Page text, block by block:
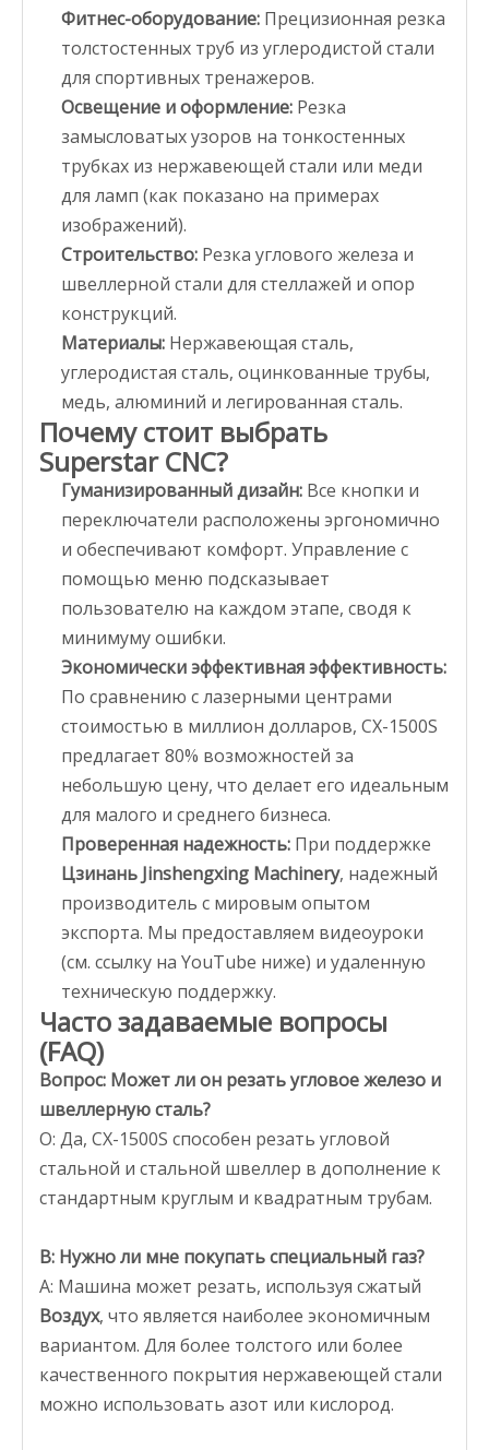
Фитнес-оборудование: Прецизионная резка
толстостенных труб из углеродистой стали
для спортивных тренажеров.
Освещение и оформление: Резка
замысловатых узоров на тонкостенных
трубках из нержавеющей стали или меди
для ламп (как показано на примерах
изображений).
Строительство: Резка углового железа и
швеллерной стали для стеллажей и опор
конструкций.
Материалы: Нержавеющая сталь,
углеродистая сталь, оцинкованные трубы,
медь, алюминий и легированная сталь.
Почему стоит выбрать
Superstar CNC?
Гуманизированный дизайн: Все кнопки и
переключатели расположены эргономично
и обеспечивают комфорт. Управление с
помощью меню подсказывает
пользователю на каждом этапе, сводя к
минимуму ошибки.
Экономически эффективная эффективность:
По сравнению с лазерными центрами
стоимостью в миллион долларов, CX-1500S
предлагает 80% возможностей за
небольшую цену, что делает его идеальным
для малого и среднего бизнеса.
Проверенная надежность: При поддержке
Цзинань Jinshengxing Machinery, надежный
производитель с мировым опытом
экспорта. Мы предоставляем видеоуроки
(см. ссылку на YouTube ниже) и удаленную
техническую поддержку.
Часто задаваемые вопросы
(FAQ)
Вопрос: Может ли он резать угловое железо и
швеллерную сталь?
О: Да, CX-1500S способен резать угловой
стальной и стальной швеллер в дополнение к
стандартным круглым и квадратным трубам.
В: Нужно ли мне покупать специальный газ?
A: Машина может резать, используя сжатый
Воздух, что является наиболее экономичным
вариантом. Для более толстого или более
качественного покрытия нержавеющей стали
можно использовать азот или кислород.